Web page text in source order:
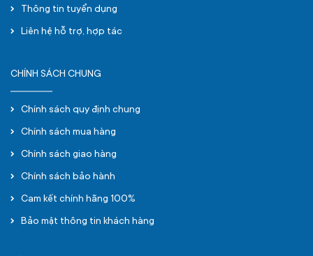
Thông tin tuyển dụng
Liên hệ hỗ trợ, hợp tác
CHÍNH SÁCH CHUNG
Chính sách quy định chung
Chính sách mua hàng
Chính sách giao hàng
Chính sách bảo hành
Cam kết chính hãng 100%
Bảo mật thông tin khách hàng